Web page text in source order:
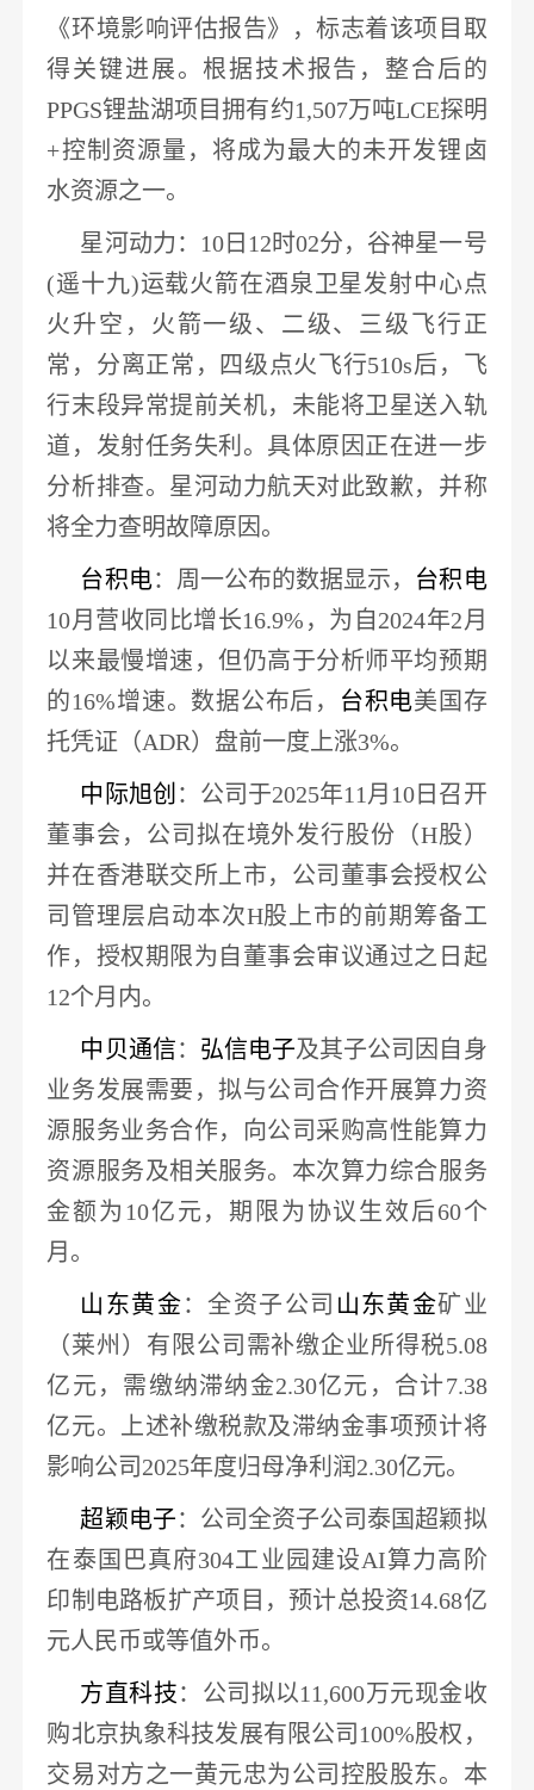
《环境影响评估报告》，标志着该项目取
得关键进展。根据技术报告，整合后的
PPGS锂盐湖项目拥有约1,507万吨LCE探明
+控制资源量，将成为最大的未开发锂卤
水资源之一。
星河动力 ： 10日12时02分，谷神星一号
(遥十九)运载火箭在酒泉卫星发射中心点
火升空，火箭一级、二级、三级飞行正
常，分离正常，四级点火飞行510s后，飞
行末段异常提前关机， 未能将卫星送入轨
道，发射任务失利 。具体原因正在进一步
分析排查。星河动力航天对此致歉，并称
将全力查明故障原因。
台积电：周一公布的数据显示， 台积电
10月营收同比增长16.9%，为自2024年2月
以来最慢增速，但仍高于分析师平均预期
的16%增速。数据公布后， 台积电美国存
托凭证（ADR）盘前一度上涨3%。
中际旭创 ：公司于2025年11月10日召开
董事会，公司 拟在境外发行股份（H股）
并在香港联交所上市，公司董事会授权公
司管理层启动本次H股上市的前期筹备工
作，授权期限为自董事会审议通过之日起
12个月内。
中贝通信： 弘信电子及其子公司因自身
业务发展需要，拟与公司合作开展算力资
源服务业务合作，向公司采购高性能算力
资源服务及相关服务。 本次算力综合服务
金额为 10亿元 ，期限为协议生效后60个
月。
山东黄金：全资子公司 山东黄金矿业
（莱州）有限公司需补缴企业所得税5.08
亿元，需缴纳滞纳金2.30亿元，合计7.38
亿元。上述补缴税款及滞纳金事项预计将
影响公司 2025年度归母净利润2.30亿元。
超颖电子：公司全资子公司泰国超颖拟
在泰国巴真府304工业园建设AI算力高阶
印制电路板扩产项目，预计总投资14.68亿
元人民币或等值外币。
方直科技：公司拟以11,600万元现金收
购北京执象科技发展有限公司 100%股权 ，
交易对方之一黄元忠为公司控股股东。本